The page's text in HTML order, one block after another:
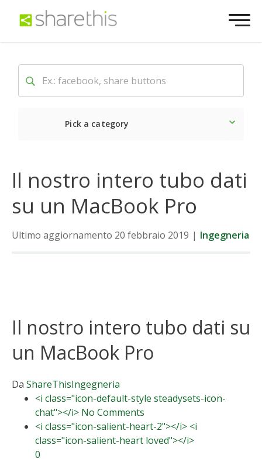
Pick a category
Il nostro intero tubo dati
su un MacBook Pro
Ultimo aggiornamento 20 febbraio 2019 | Ingegneria
Il nostro intero tubo dati su
un MacBook Pro
Da ShareThisIngegneria
<i class="icon-default-style steadysets-icon-
chat"></i> No Comments
<i class="icon-salient-heart-2"></i> <i
class="icon-salient-heart loved"></i>
0